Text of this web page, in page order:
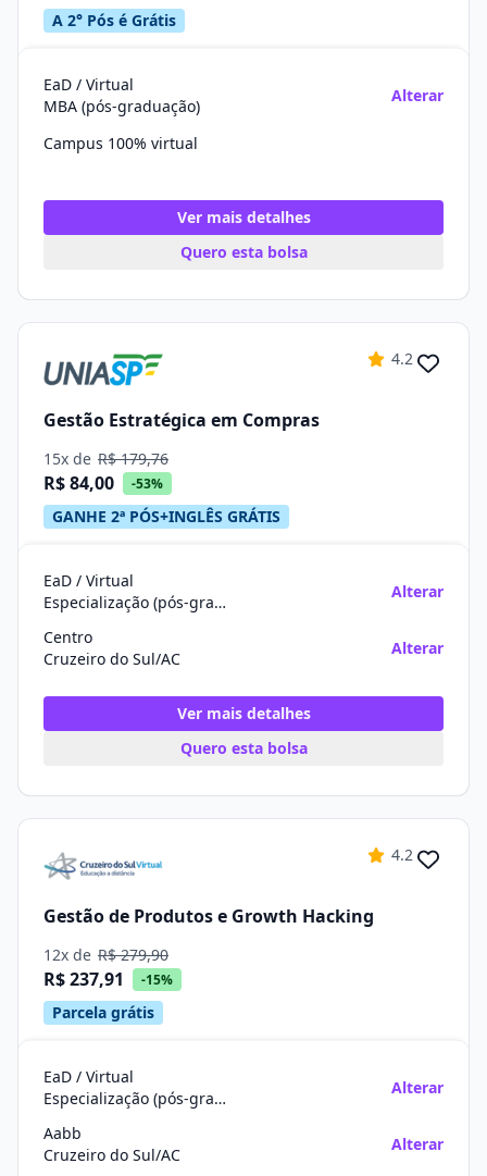
A 2° Pós é Grátis
EaD / Virtual
MBA (pós-graduação)
Alterar
Campus 100% virtual
Ver mais detalhes
Quero esta bolsa
4.2
Gestão Estratégica em Compras
15x de R$ 179,76
R$ 84,00 -53%
GANHE 2ª PÓS+INGLÊS GRÁTIS
EaD / Virtual
Especialização (pós-graduação)
Alterar
Centro
Cruzeiro do Sul/AC
Alterar
Ver mais detalhes
Quero esta bolsa
4.2
Gestão de Produtos e Growth Hacking
12x de R$ 279,90
R$ 237,91 -15%
Parcela grátis
EaD / Virtual
Especialização (pós-graduação)
Alterar
Aabb
Cruzeiro do Sul/AC
Alterar